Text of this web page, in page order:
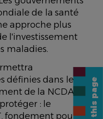
de la santé
approche plus
l'investissement
maladies.
définies dans le
de la NCDA
: le
fondement pour